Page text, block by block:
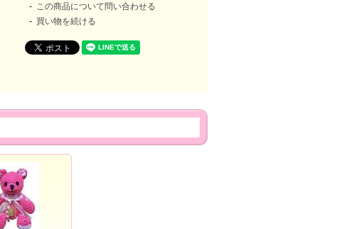
この商品について問い合わせる
買い物を続ける